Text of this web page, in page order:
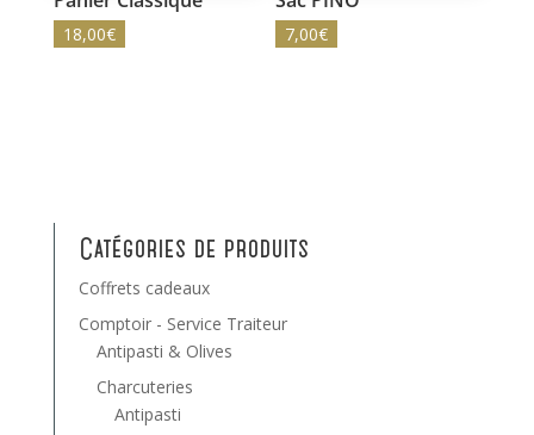
18,00€ 7,00€
Catégories de produits
Coffrets cadeaux
Comptoir - Service Traiteur
Antipasti & Olives
Charcuteries
Antipasti